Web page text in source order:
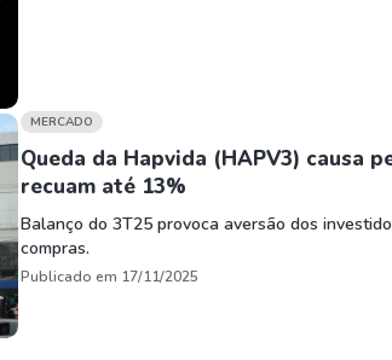
MERCADO
Queda da Hapvida (HAPV3) causa
recuam até 13%
Balanço do 3T25 provoca aversão dos
compras.
Publicado em 17/11/2025